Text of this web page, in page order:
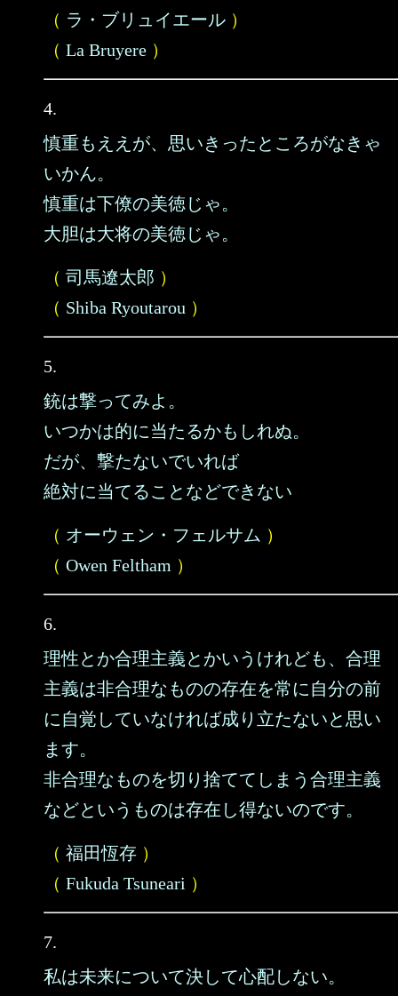
（ ラ・ブリュイエール ）
（ La Bruyere ）
4.
慎重もええが、思いきったところがなきゃ
いかん。
慎重は下僚の美徳じゃ。
大胆は大将の美徳じゃ。
（ 司馬遼太郎 ）
（ Shiba Ryoutarou ）
5.
銃は撃ってみよ。
いつかは的に当たるかもしれぬ。
だが、撃たないでいれば
絶対に当てることなどできない
（ オーウェン・フェルサム ）
（ Owen Feltham ）
6.
理性とか合理主義とかいうけれども、合理
主義は非合理なものの存在を常に自分の前
に自覚していなければ成り立たないと思い
ます。
非合理なものを切り捨ててしまう合理主義
などというものは存在し得ないのです。
（ 福田恆存 ）
（ Fukuda Tsuneari ）
7.
私は未来について決して心配しない。